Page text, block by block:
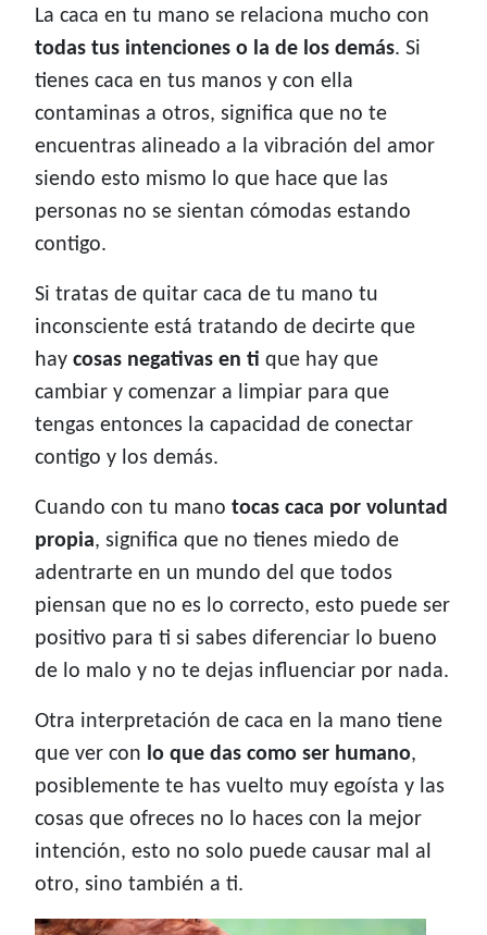
La caca en tu mano se relaciona mucho con
todas tus intenciones o la de los demás. Si
tienes caca en tus manos y con ella
contaminas a otros, significa que no te
encuentras alineado a la vibración del amor
siendo esto mismo lo que hace que las
personas no se sientan cómodas estando
contigo.
Si tratas de quitar caca de tu mano tu
inconsciente está tratando de decirte que
hay cosas negativas en ti que hay que
cambiar y comenzar a limpiar para que
tengas entonces la capacidad de conectar
contigo y los demás.
Cuando con tu mano tocas caca por voluntad
propia, significa que no tienes miedo de
adentrarte en un mundo del que todos
piensan que no es lo correcto, esto puede ser
positivo para ti si sabes diferenciar lo bueno
de lo malo y no te dejas influenciar por nada.
Otra interpretación de caca en la mano tiene
que ver con lo que das como ser humano,
posiblemente te has vuelto muy egoísta y las
cosas que ofreces no lo haces con la mejor
intención, esto no solo puede causar mal al
otro, sino también a ti.